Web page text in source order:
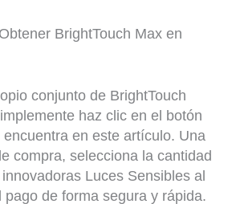
BrightTouch Max en
conjunto de BrightTouch
haz clic en el botón
en este artículo. Una
compra, selecciona la cantidad
Luces Sensibles al
pago de forma segura y rápida.